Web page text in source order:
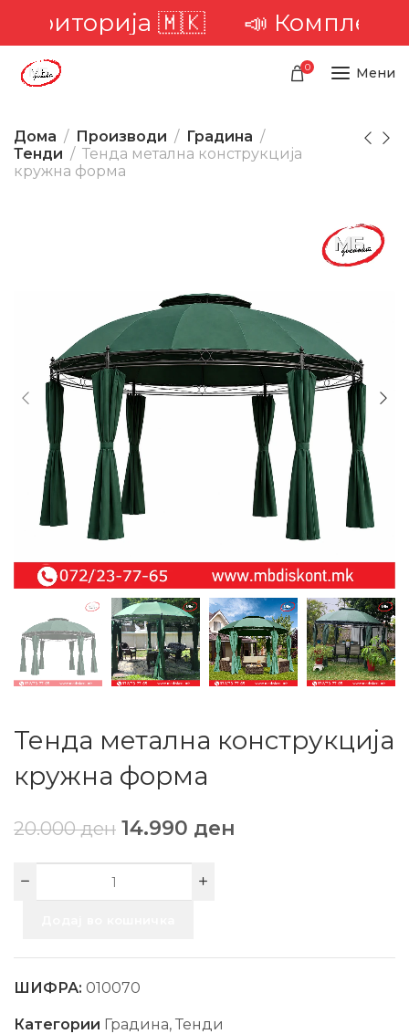
🇲🇰📣 Комплетна
0 Мени
Дома Производи
Градина
Тенди
Тенда метална конструкција
кружна форма
Тенда метална конструкција
кружна форма
20.000ден 14.990 ден
ШИФРА: 010070
Категории Градина, Тенди